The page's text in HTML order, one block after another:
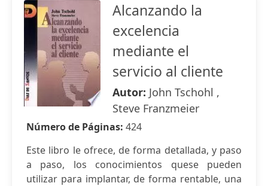
Alcanzando la
excelencia
mediante el
servicio al cliente
Autor: John Tschohl ,
Steve Franzmeier
Número de Páginas: 424
Este libro le ofrece, de forma detallada, y paso
a paso, los conocimientos quese pueden
utilizar para implantar, de forma rentable, una